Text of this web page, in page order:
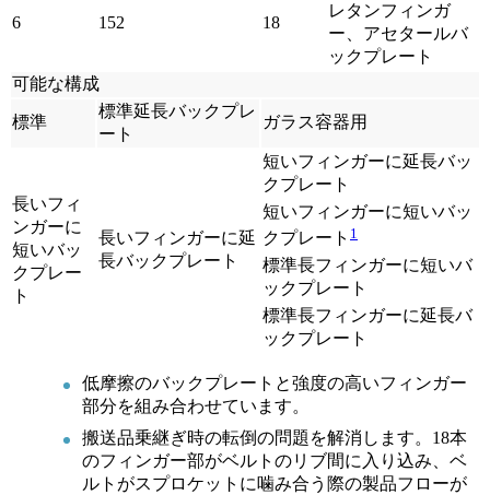
6 152 18
レタンフィンガ
ー、アセタールバ
ックプレート
可能な構成
標準
標準延長バックプレ
ート
ガラス容器用
長いフィ
ンガーに
短いバッ
クプレー
ト
長いフィンガーに延
長バックプレート
短いフィンガーに延長バッ
クプレート
短いフィンガーに短いバッ
クプレート 1
標準長フィンガーに短いバ
ックプレート
標準長フィンガーに延長バ
ックプレート
低摩擦のバックプレートと強度の高いフィンガー
部分を組み合わせています。
搬送品乗継ぎ時の転倒の問題を解消します。18本
のフィンガー部がベルトのリブ間に入り込み、ベ
ルトがスプロケットに噛み合う際の製品フローが